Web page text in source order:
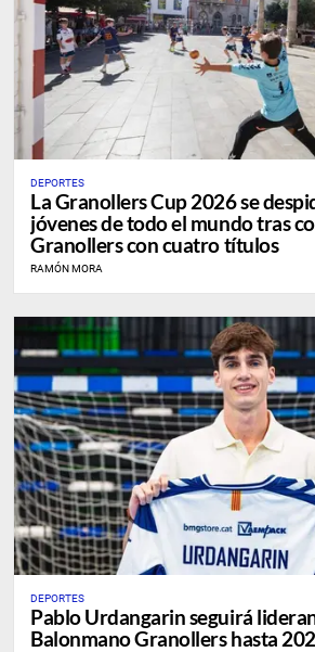
DEPORTES
La Granollers Cup 2026 se
jóvenes de todo el mundo tras
Granollers con cuatro títulos
RAMÓN MORA
DEPORTES
Pablo Urdangarin seguirá
Balonmano Granollers hasta